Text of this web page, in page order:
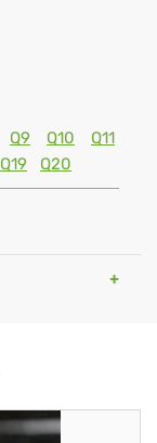
Q9 Q10
Q11
Q19 Q20